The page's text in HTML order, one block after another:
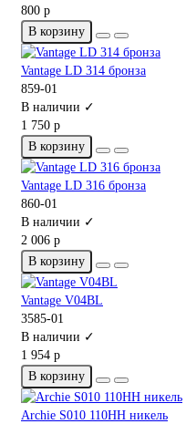
800 р
В корзину
Vantage LD 314 бронза
859-01
В наличии ✓
1 750 р
В корзину
Vantage LD 316 бронза
860-01
В наличии ✓
2 006 р
В корзину
Vantage V04BL
3585-01
В наличии ✓
1 954 р
В корзину
Archie S010 110HH никель